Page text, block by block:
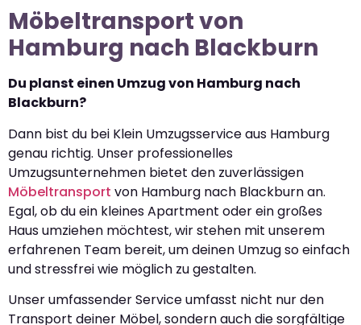
Möbeltransport von
Hamburg nach Blackburn
Du planst einen Umzug von Hamburg nach
Blackburn?
Dann bist du bei Klein Umzugsservice aus Hamburg
genau richtig. Unser professionelles
Umzugsunternehmen bietet den zuverlässigen
Möbeltransport von Hamburg nach Blackburn an.
Egal, ob du ein kleines Apartment oder ein großes
Haus umziehen möchtest, wir stehen mit unserem
erfahrenen Team bereit, um deinen Umzug so einfach
und stressfrei wie möglich zu gestalten.
Unser umfassender Service umfasst nicht nur den
Transport deiner Möbel, sondern auch die sorgfältige